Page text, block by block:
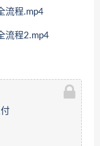
流程.mp4
流程2.mp4